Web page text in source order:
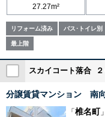
27.27m²
リフォーム済み バス･トイレ別
最上階
スカイコート落合 ２
分譲賃貸マンション 南
「 椎名町